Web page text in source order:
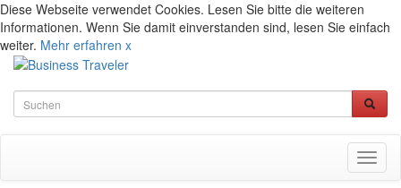
Diese Webseite verwendet Cookies. Lesen Sie bitte die weiteren
Informationen. Wenn Sie damit einverstanden sind, lesen Sie einfach
weiter. Mehr erfahren x